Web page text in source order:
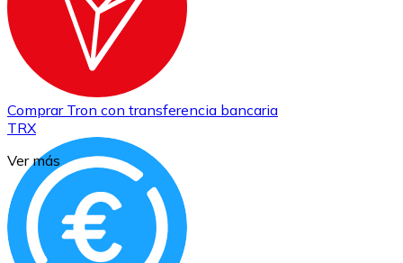
Comprar Tron con transferencia bancaria
TRX
Ver más